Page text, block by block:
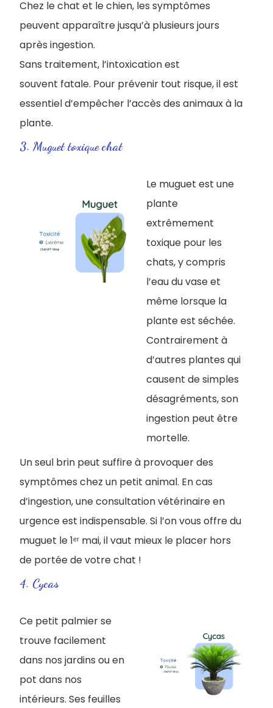
Chez le chat et le chien, les symptômes
peuvent apparaître jusqu’à plusieurs jours
après ingestion.
Sans traitement, l’intoxication est
souvent fatale. Pour prévenir tout risque, il est
essentiel d’empêcher l’accès des animaux à la
plante.
3.​ Muguet toxique chat
Le muguet est une
plante
extrêmement
toxique pour les
chats, y compris
l’eau du vase et
même lorsque la
plante est séchée.
Contrairement à
d’autres plantes qui
causent de simples
désagréments, son
ingestion peut être
mortelle.
Un seul brin peut suffire à provoquer des
symptômes chez un petit animal. En cas
d’ingestion, une consultation vétérinaire en
urgence est indispensable. Si l’on vous offre du
muguet le 1ᵉʳ mai, il vaut mieux le placer hors
de portée de votre chat !
4. Cycas
Ce petit palmier se
trouve facilement
dans nos jardins ou en
pot dans nos
intérieurs. Ses feuilles